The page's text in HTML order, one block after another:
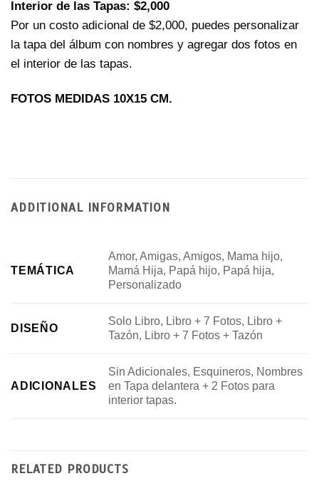
Interior de las Tapas: $2,000
Por un costo adicional de $2,000, puedes personalizar
la tapa del álbum con nombres y agregar dos fotos en
el interior de las tapas.
FOTOS MEDIDAS 10X15 CM.
ADDITIONAL INFORMATION
TEMÁTICA
Amor, Amigas, Amigos, Mama hijo,
Mamá Hija, Papá hijo, Papá hija,
Personalizado
DISEÑO
Solo Libro, Libro + 7 Fotos, Libro +
Tazón, Libro + 7 Fotos + Tazón
ADICIONALES
Sin Adicionales, Esquineros, Nombres
en Tapa delantera + 2 Fotos para
interior tapas.
RELATED PRODUCTS